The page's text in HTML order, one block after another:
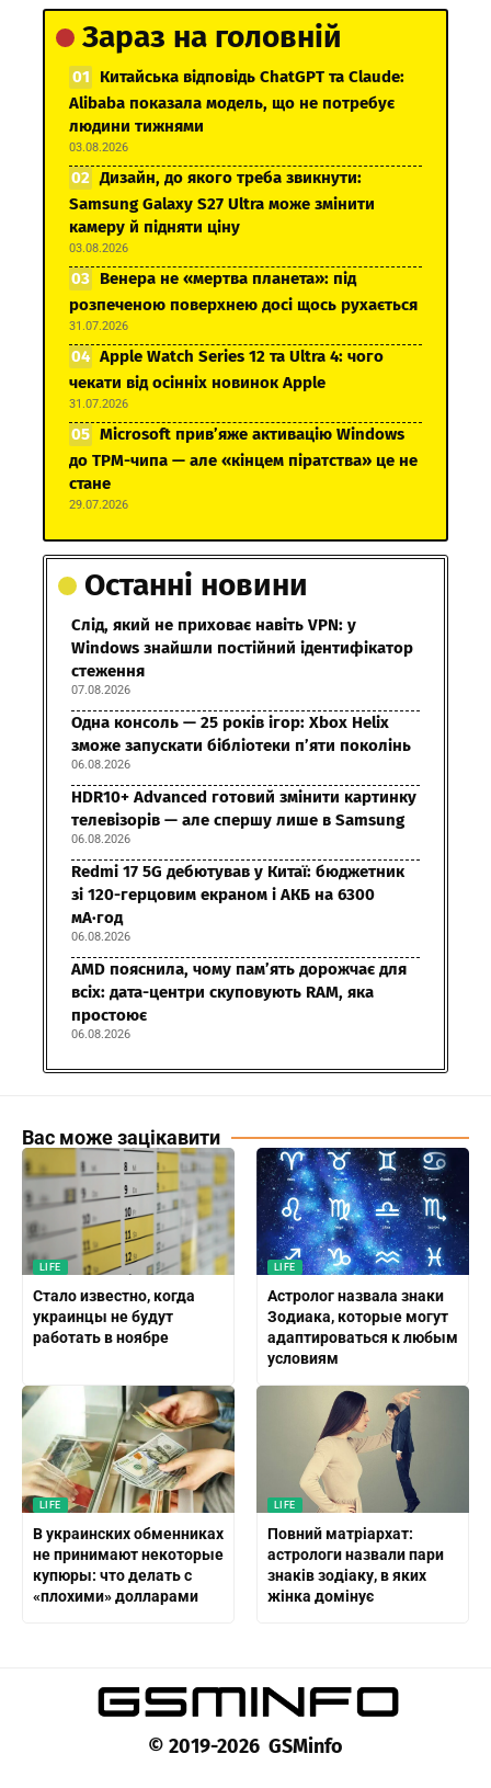
Зараз на головній
Китайська відповідь ChatGPT та Claude:
Alibaba показала модель, що не потребує
людини тижнями
03.08.2026
Дизайн, до якого треба звикнути:
Samsung Galaxy S27 Ultra може змінити
камеру й підняти ціну
03.08.2026
Венера не «мертва планета»: під
розпеченою поверхнею досі щось рухається
31.07.2026
Apple Watch Series 12 та Ultra 4: чого
чекати від осінніх новинок Apple
31.07.2026
Microsoft прив’яже активацію Windows
до TPM-чипа — але «кінцем піратства» це не
стане
29.07.2026
Останні новини
Слід, який не приховає навіть VPN: у
Windows знайшли постійний ідентифікатор
стеження
07.08.2026
Одна консоль — 25 років ігор: Xbox Helix
зможе запускати бібліотеки п’яти поколінь
06.08.2026
HDR10+ Advanced готовий змінити картинку
телевізорів — але спершу лише в Samsung
06.08.2026
Redmi 17 5G дебютував у Китаї: бюджетник
зі 120-герцовим екраном і АКБ на 6300
мА·год
06.08.2026
AMD пояснила, чому пам’ять дорожчає для
всіх: дата-центри скуповують RAM, яка
простоює
06.08.2026
Вас може зацікавити
LIFE
Стало известно, когда
украинцы не будут
работать в ноябре
LIFE
Астролог назвала знаки
Зодиака, которые могут
адаптироваться к любым
условиям
LIFE
В украинских обменниках
не принимают некоторые
купюры: что делать с
«плохими» долларами
LIFE
Повний матріархат:
астрологи назвали пари
знаків зодіаку, в яких
жінка домінує
© 2019-2026 GSMinfo